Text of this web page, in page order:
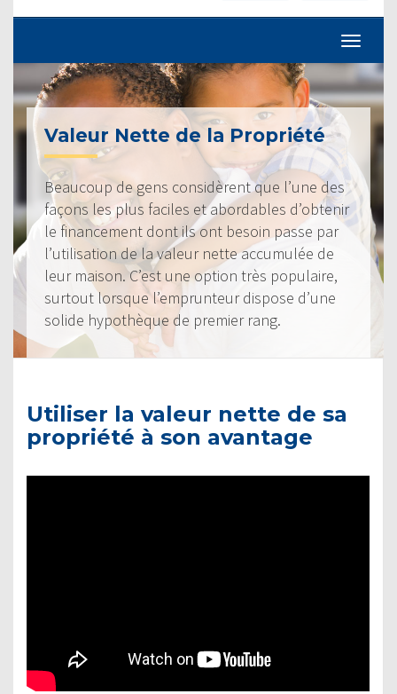
Valeur Nette de la Propriété
Beaucoup de gens considèrent que l’une des
façons les plus faciles et abordables d’obtenir
le financement dont ils ont besoin passe par
l’utilisation de la valeur nette accumulée de
leur maison. C’est une option très populaire,
surtout lorsque l’emprunteur dispose d’une
solide hypothèque de premier rang.
Utiliser la valeur nette de sa
propriété à son avantage